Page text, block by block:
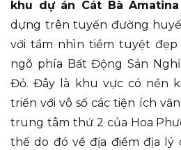
khu dự án Cát Bà
dựng trên tuyến đường
với tầm nhìn tiềm tuyệt
ngõ phía Bất Động Sản
Đỏ. Đây là khu vực có nền
triển với vô số các tiện ích
trung tâm thứ 2 của Hoa
thế do đó về địa điểm địa lý